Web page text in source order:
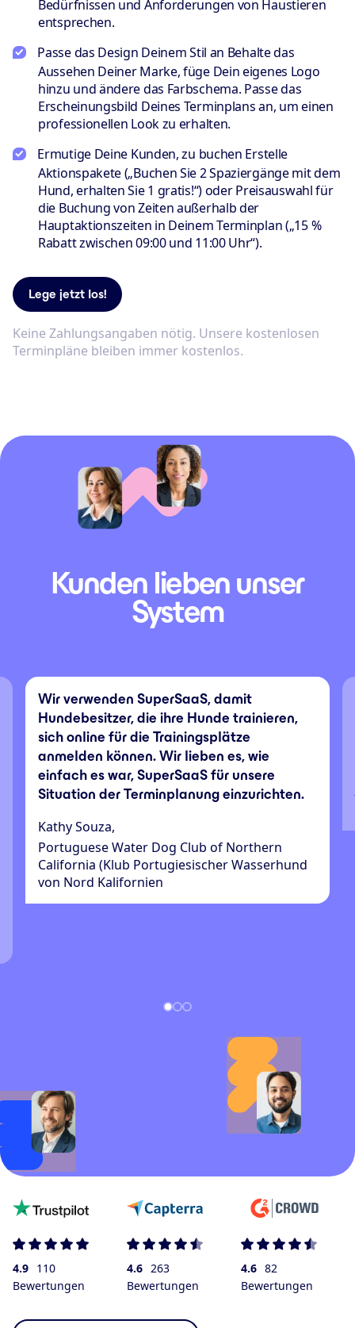
Bedürfnissen und Anforderungen von Haustieren
entsprechen.
Passe das Design Deinem Stil an Behalte das
Aussehen Deiner Marke, füge Dein eigenes Logo
hinzu und ändere das Farbschema. Passe das
Erscheinungsbild Deines Terminplans an, um einen
professionellen Look zu erhalten.
Ermutige Deine Kunden, zu buchen Erstelle
Aktionspakete („Buchen Sie 2 Spaziergänge mit dem
Hund, erhalten Sie 1 gratis!“) oder Preisauswahl für
die Buchung von Zeiten außerhalb der
Hauptaktionszeiten in Deinem Terminplan („15 %
Rabatt zwischen 09:00 und 11:00 Uhr“).
Lege jetzt los!
Keine Zahlungsangaben nötig. Unsere kostenlosen
Terminpläne bleiben immer kostenlos.
Kunden lieben unser
System
Wir verwenden SuperSaaS, damit
Hundebesitzer, die ihre Hunde trainieren,
sich online für die Trainingsplätze
anmelden können. Wir lieben es, wie
einfach es war, SuperSaaS für unsere
Situation der Terminplanung einzurichten.
Kathy Souza,
Portuguese Water Dog Club of Northern
California (Klub Portugiesischer Wasserhund
von Nord Kalifornien
4.9 110
Bewertungen
4.6 263
Bewertungen
4.6 82
Bewertungen